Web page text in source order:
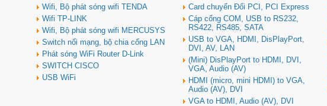
Wifi, Bộ phát sóng wifi TENDA
Wifi TP-LINK
Wifi, Bộ phát sóng wifi MERCUSYS
Switch nối mạng, bộ chia cổng LAN
Phát sóng WiFi Router D-Link
SWITCH CISCO
USB WiFi
Card chuyển Đổi PCI, PCI Express
Cáp cổng COM, USB to RS232,
RS422, RS485, SATA
USB to VGA, HDMI, DisPlayPort,
DVI, AV, LAN
(Mini) DisPlayPort to HDMI, DVI,
VGA, Audio (AV)
HDMI (micro, mini HDMI) to VGA,
Audio (AV), DVI
VGA to HDMI, Audio (AV), DVI